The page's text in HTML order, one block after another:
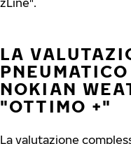
zLine".
LA
NOKIAN
"OTTIMO +"
La valutazione